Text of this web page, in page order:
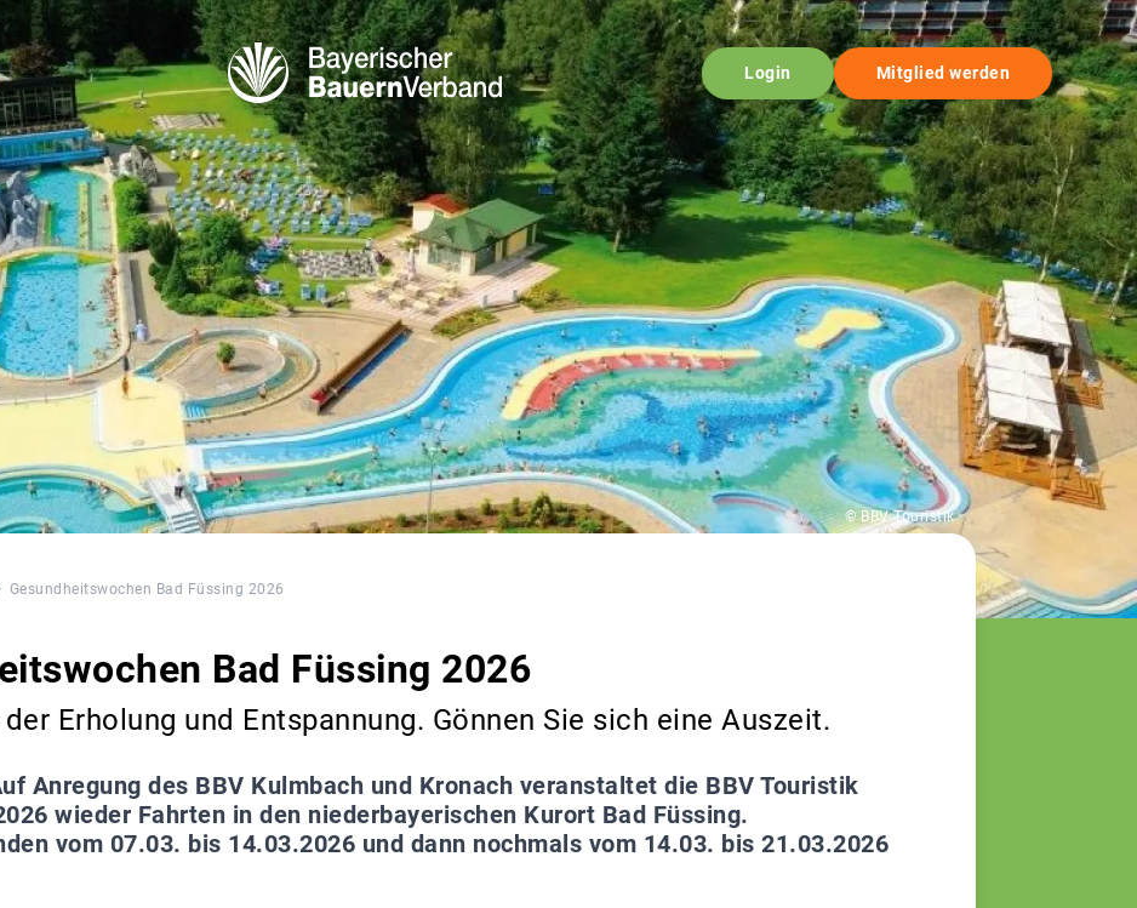
Login Mitglied werden
© BBV Touristik
Gesundheitswochen Bad Füssing 2026
Bad Füssing 2026
Erholung und Entspannung. Gönnen Sie sich eine Auszeit.
Anregung des BBV Kulmbach und Kronach veranstaltet die BBV Touristik
wieder Fahrten in den niederbayerischen Kurort Bad Füssing.
vom 07.03. bis 14.03.2026 und dann nochmals vom 14.03. bis 21.03.2026